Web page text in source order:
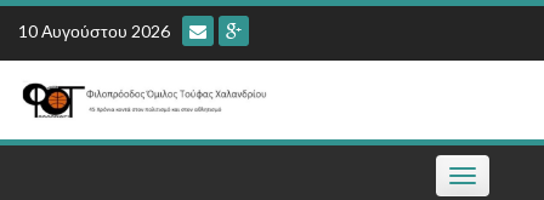
Skip
content
10 Αυγούστου 2026
Toggle
navigation